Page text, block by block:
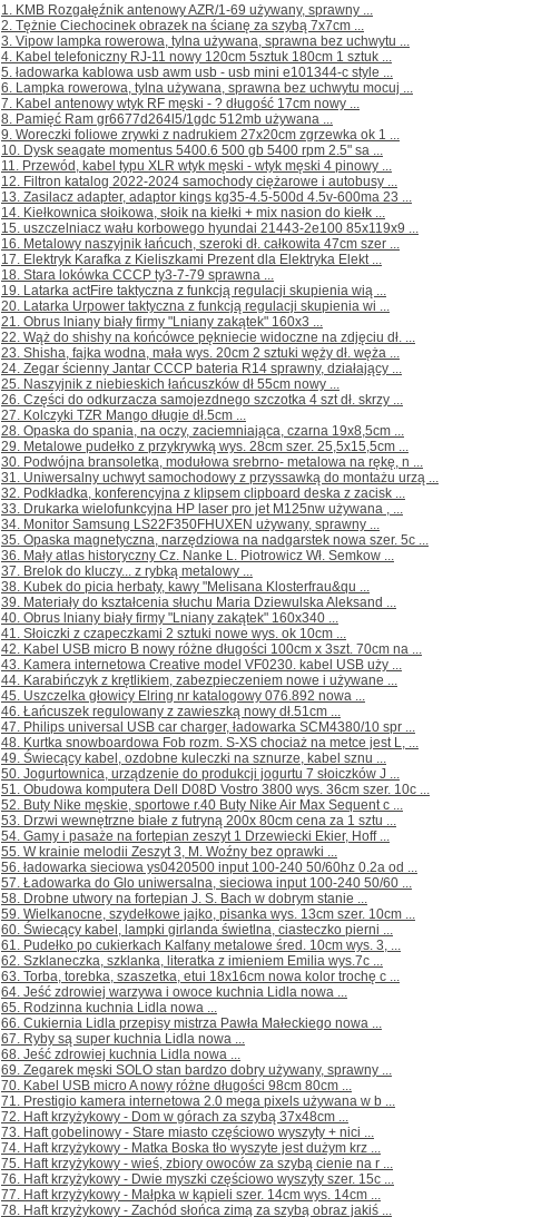
1. KMB Rozgałęźnik antenowy AZR/1-69 używany, sprawny ...
2. Tężnie Ciechocinek obrazek na ścianę za szybą 7x7cm ...
3. Vipow lampka rowerowa, tylna używana, sprawna bez uchwytu ...
4. Kabel telefoniczny RJ-11 nowy 120cm 5sztuk 180cm 1 sztuk ...
5. ładowarka kablowa usb awm usb - usb mini e101344-c style ...
6. Lampka rowerowa, tylna używana, sprawna bez uchwytu mocuj ...
7. Kabel antenowy wtyk RF męski - ? długość 17cm nowy ...
8. Pamięć Ram gr6677d264l5/1gdc 512mb używana ...
9. Woreczki foliowe zrywki z nadrukiem 27x20cm zgrzewka ok 1 ...
10. Dysk seagate momentus 5400.6 500 gb 5400 rpm 2.5" sa ...
11. Przewód, kabel typu XLR wtyk męski - wtyk męski 4 pinowy ...
12. Filtron katalog 2022-2024 samochody ciężarowe i autobusy ...
13. Zasilacz adapter, adaptor kings kg35-4.5-500d 4.5v-600ma 23 ...
14. Kiełkownica słoikowa, słoik na kiełki + mix nasion do kiełk ...
15. uszczelniacz wału korbowego hyundai 21443-2e100 85x119x9 ...
16. Metalowy naszyjnik łańcuch, szeroki dł. całkowita 47cm szer ...
17. Elektryk Karafka z Kieliszkami Prezent dla Elektryka Elekt ...
18. Stara lokówka CCCP ty3-7-79 sprawna ...
19. Latarka actFire taktyczna z funkcją regulacji skupienia wią ...
20. Latarka Urpower taktyczna z funkcją regulacji skupienia wi ...
21. Obrus lniany biały firmy "Lniany zakątek" 160x3 ...
22. Wąż do shishy na końcówce pękniecie widoczne na zdjęciu dł. ...
23. Shisha, fajka wodna, mała wys. 20cm 2 sztuki węży dł. węża ...
24. Zegar ścienny Jantar CCCP bateria R14 sprawny, działający ...
25. Naszyjnik z niebieskich łańcuszków dł 55cm nowy ...
26. Części do odkurzacza samojezdnego szczotka 4 szt dł. skrzy ...
27. Kolczyki TZR Mango długie dł.5cm ...
28. Opaska do spania, na oczy, zaciemniająca, czarna 19x8,5cm ...
29. Metalowe pudełko z przykrywką wys. 28cm szer. 25,5x15,5cm ...
30. Podwójna bransoletka, modułowa srebrno- metalowa na rękę, n ...
31. Uniwersalny uchwyt samochodowy z przyssawką do montażu urzą ...
32. Podkładka, konferencyjna z klipsem clipboard deska z zacisk ...
33. Drukarka wielofunkcyjna HP laser pro jet M125nw używana , ...
34. Monitor Samsung LS22F350FHUXEN używany, sprawny ...
35. Opaska magnetyczna, narzędziowa na nadgarstek nowa szer. 5c ...
36. Mały atlas historyczny Cz. Nanke L. Piotrowicz Wł. Semkow ...
37. Brelok do kluczy... z rybką metalowy ...
38. Kubek do picia herbaty, kawy "Melisana Klosterfrau&qu ...
39. Materiały do kształcenia słuchu Maria Dziewulska Aleksand ...
40. Obrus lniany biały firmy "Lniany zakątek" 160x340 ...
41. Słoiczki z czapeczkami 2 sztuki nowe wys. ok 10cm ...
42. Kabel USB micro B nowy różne długości 100cm x 3szt. 70cm na ...
43. Kamera internetowa Creative model VF0230. kabel USB uży ...
44. Karabińczyk z krętlikiem, zabezpieczeniem nowe i używane ...
45. Uszczelka głowicy Elring nr katalogowy 076.892 nowa ...
46. Łańcuszek regulowany z zawieszką nowy dł.51cm ...
47. Philips universal USB car charger, ładowarka SCM4380/10 spr ...
48. Kurtka snowboardowa Fob rozm. S-XS chociaż na metce jest L, ...
49. Świecący kabel, ozdobne kuleczki na sznurze, kabel sznu ...
50. Jogurtownica, urządzenie do produkcji jogurtu 7 słoiczków J ...
51. Obudowa komputera Dell D08D Vostro 3800 wys. 36cm szer. 10c ...
52. Buty Nike męskie, sportowe r.40 Buty Nike Air Max Sequent c ...
53. Drzwi wewnętrzne białe z futryną 200x 80cm cena za 1 sztu ...
54. Gamy i pasaże na fortepian zeszyt 1 Drzewiecki Ekier, Hoff ...
55. W krainie melodii Zeszyt 3, M. Woźny bez oprawki ...
56. ładowarka sieciowa ys0420500 input 100-240 50/60hz 0.2a od ...
57. Ładowarka do Glo uniwersalna, sieciowa input 100-240 50/60 ...
58. Drobne utwory na fortepian J. S. Bach w dobrym stanie ...
59. Wielkanocne, szydełkowe jajko, pisanka wys. 13cm szer. 10cm ...
60. Świecący kabel, lampki girlanda świetlna, ciasteczko pierni ...
61. Pudełko po cukierkach Kalfany metalowe śred. 10cm wys. 3, ...
62. Szklaneczka, szklanka, literatka z imieniem Emilia wys.7c ...
63. Torba, torebka, szaszetka, etui 18x16cm nowa kolor trochę c ...
64. Jeść zdrowiej warzywa i owoce kuchnia Lidla nowa ...
65. Rodzinna kuchnia Lidla nowa ...
66. Cukiernia Lidla przepisy mistrza Pawła Małeckiego nowa ...
67. Ryby są super kuchnia Lidla nowa ...
68. Jeść zdrowiej kuchnia Lidla nowa ...
69. Zegarek męski SOLO stan bardzo dobry używany, sprawny ...
70. Kabel USB micro A nowy różne długości 98cm 80cm ...
71. Prestigio kamera internetowa 2.0 mega pixels używana w b ...
72. Haft krzyżykowy - Dom w górach za szybą 37x48cm ...
73. Haft gobelinowy - Stare miasto częściowo wyszyty + nici ...
74. Haft krzyżykowy - Matka Boska tło wyszyte jest dużym krz ...
75. Haft krzyżykowy - wieś, zbiory owoców za szybą cienie na r ...
76. Haft krzyżykowy - Dwie myszki częściowo wyszyty szer. 15c ...
77. Haft krzyżykowy - Małpka w kąpieli szer. 14cm wys. 14cm ...
78. Haft krzyżykowy - Zachód słońca zimą za szybą obraz jakiś ...